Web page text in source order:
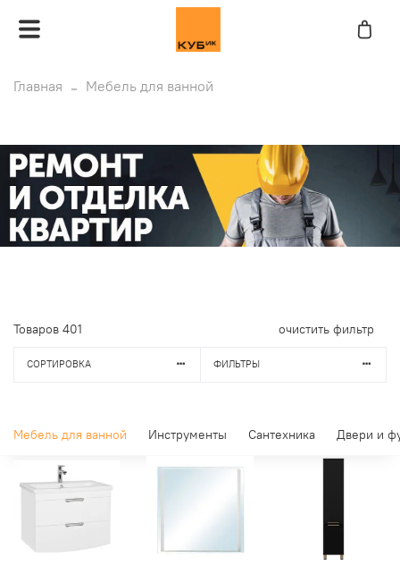
Главная Мебель для ванной
Товаров 401 очистить фильтр
СОРТИРОВКА ФИЛЬТРЫ
Мебель для ванной Инструменты Сантехника Двери и